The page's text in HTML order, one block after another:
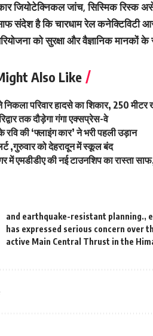
जियोटेक्निकल जांच, सिस्मिक रिस्क
संदेश है कि चारधाम रेल कनेक्टिविटी
को सुरक्षा और वैज्ञानिक मानकों
Also Like
निकला परिवार हादसे का शिकार, 250 मीटर
तक दौड़ेगा गंगा एक्सप्रेस-वे
रवि की ‘फ्लाइंग कार’ ने भरी पहली उड़ान
,गुरुवार को देहरादून में स्कूल बंद
में एमडीडीए की नई टाउनशिप का रास्ता
and earthquake-resistant planning.,
has expressed serious concern over
active Main Central Thrust in the